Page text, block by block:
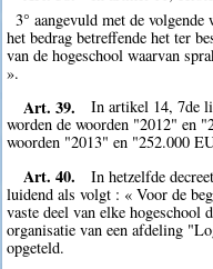
3° aangevuld met de
het bedrag betreffende het ter
van de hogeschool waarvan
».
Art. 39.
In artikel 14, 7de
worden de woorden "2012" en
woorden "2013" en "252.000
Art. 40.
In hetzelfde
luidend als volgt : « Voor de
vaste deel van elke hogeschool
organisatie van een afdeling
opgeteld.